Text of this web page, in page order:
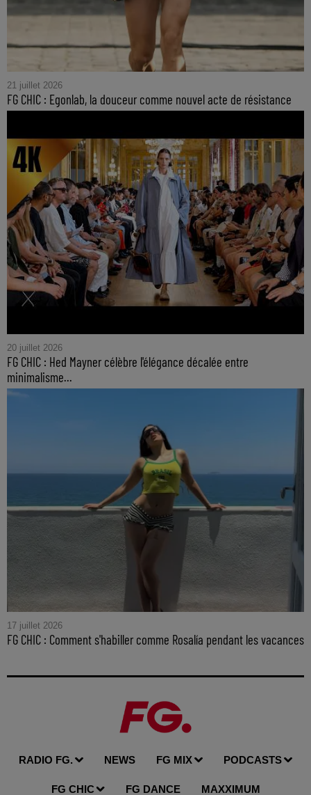
21 juillet 2026
FG CHIC : Egonlab, la douceur comme nouvel acte de résistance
20 juillet 2026
FG CHIC : Hed Mayner célèbre l'élégance décalée entre
minimalisme...
17 juillet 2026
FG CHIC : Comment s'habiller comme Rosalía pendant les vacances
RADIO FG. NEWS FG MIX PODCASTS
FG CHIC FG DANCE MAXXIMUM